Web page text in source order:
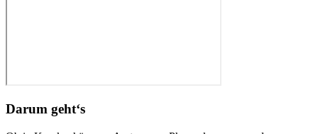
Darum geht‘s